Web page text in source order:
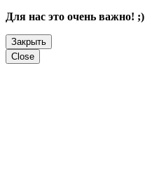
Для нас это очень важно! ;)
Закрыть
Close